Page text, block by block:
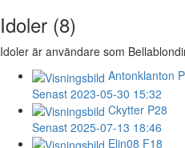
Idoler (8)
Idoler är användare som
Antonklanton
Senast 2023-05-30 15:32
Ckytter P28
Senast 2025-07-13 18:46
Elin08 F18